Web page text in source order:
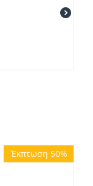
Έκπτωση 50%